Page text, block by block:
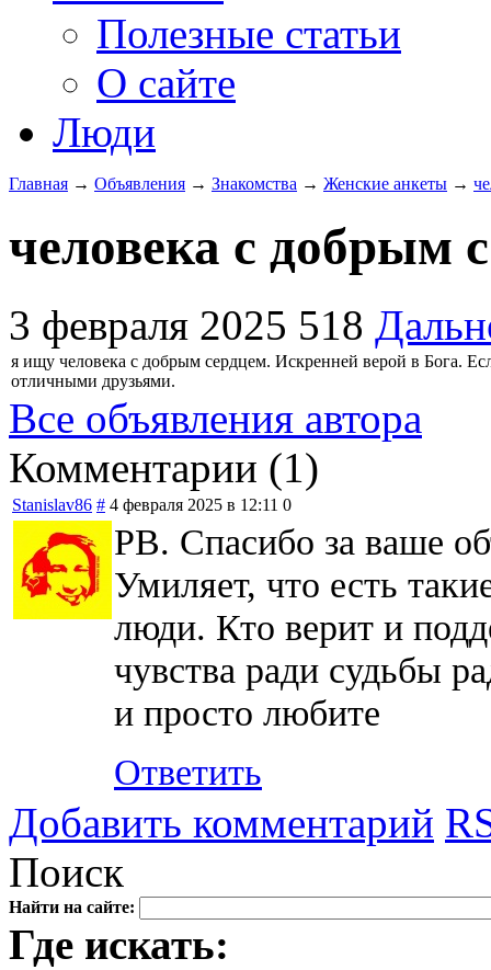
Полезные статьи
О сайте
Люди
Главная → Объявления → Знакомства → Женские анкеты →
человека с добрым
3 февраля 2025 518
я ищу человека с добрым сердцем. Искренней верой в Бога.
отличными друзьями.
Все объявления автора
Комментарии (1)
Stanislav86 # 4 февраля 2025 в 12:11 0
РВ. Спасибо за ваше
Умиляет, что есть
люди. Кто верит и
чувства ради судьбы
и просто любите
Ответить
Добавить комментарий
Поиск
Найти на сайте:
Где искать: